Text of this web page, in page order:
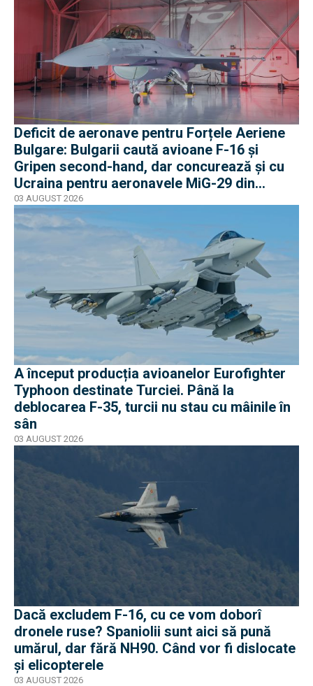
Deficit de aeronave pentru Forțele Aeriene
Bulgare: Bulgarii caută avioane F-16 și
Gripen second-hand, dar concurează și cu
Ucraina pentru aeronavele MiG-29 din
Polonia
03 AUGUST 2026
A început producția avioanelor Eurofighter
Typhoon destinate Turciei. Până la
deblocarea F-35, turcii nu stau cu mâinile în
sân
03 AUGUST 2026
Dacă excludem F-16, cu ce vom doborî
dronele ruse? Spaniolii sunt aici să pună
umărul, dar fără NH90. Când vor fi dislocate
și elicopterele
03 AUGUST 2026